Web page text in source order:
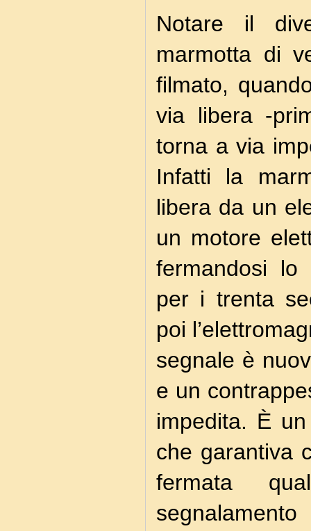
Notare il
marmotta di
filmato,
via libera -
torna a via
Infatti la
libera da un
un motore
fermandosi
per i trenta
poi
segnale è
e un
impedita. È
che garantiva
fermata